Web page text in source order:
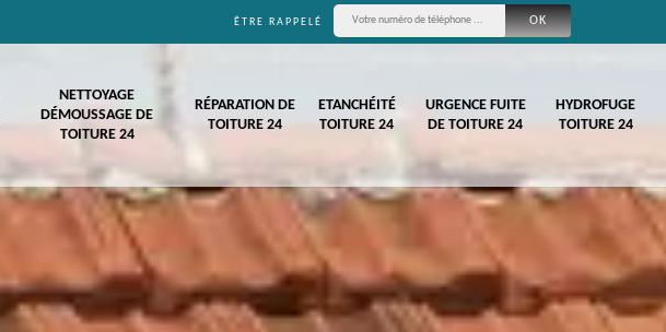
ÊTRE RAPPELÉ
NETTOYAGE
DÉMOUSSAGE DE
TOITURE 24
RÉPARATION DE
TOITURE 24
ETANCHÉITÉ
TOITURE 24
URGENCE FUITE
DE TOITURE 24
HYDROFUGE
TOITURE 24